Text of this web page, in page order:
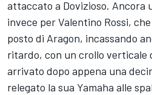
attaccato a Dovizioso. Ancora
invece per Valentino Rossi,
posto di Aragon, incassando
ritardo, con un crollo verticale
arrivato dopo appena una
relegato la sua Yamaha alle